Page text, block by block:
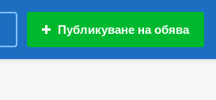
Публикуване на обява